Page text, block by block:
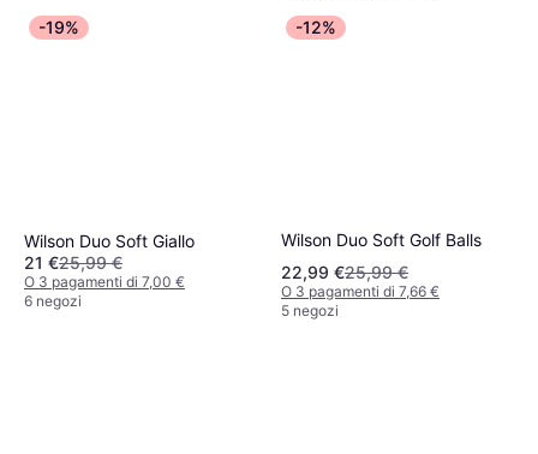
-19%
Wilson Duo Soft Giallo
21 €25,99 €
O 3 pagamenti di 7,00 €
6 negozi
-12%
Wilson Duo Soft Golf Balls
22,99 €25,99 €
O 3 pagamenti di 7,66 €
5 negozi